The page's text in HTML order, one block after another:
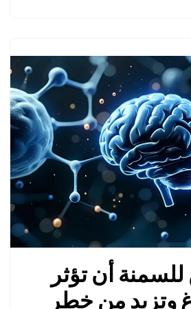
أن تؤثر
وتزيد من خطر